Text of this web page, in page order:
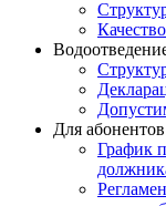
Для абонентов
График